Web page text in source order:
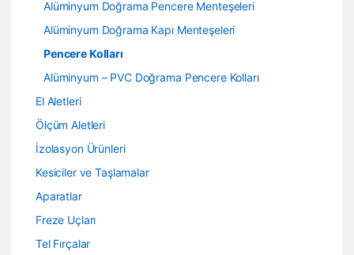
Alüminyum Doğrama Pencere Menteşeleri
Alüminyum Doğrama Kapı Menteşeleri
Pencere Kolları
Alüminyum – PVC Doğrama Pencere Kolları
El Aletleri
Ölçüm Aletleri
İzolasyon Ürünleri
Kesiciler ve Taşlamalar
Aparatlar
Freze Uçları
Tel Fırçalar